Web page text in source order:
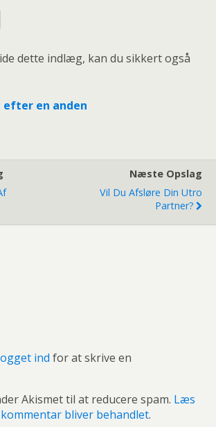
dette indlæg, kan du sikkert også
en anden
Næste Opslag
Vil Du Afsløre Din Utro
Partner?
ind for at skrive en
Akismet til at reducere spam. Læs
bliver behandlet.